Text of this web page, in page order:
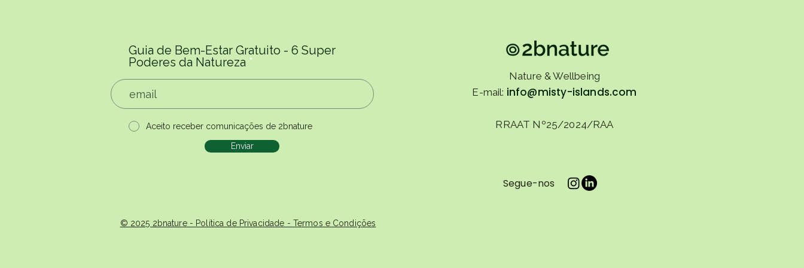
Guia de Bem-Estar Gratuito - 6 Super
Poderes da Natureza
Aceito receber comunicações de 2bnature
Enviar
© 2025 2bnature - Política de Privacidade - Termos e Condições
Nature & Wellbeing
E-mail: info@misty-islands.com
RRAAT Nº25/2024/RAA
Segue-nos